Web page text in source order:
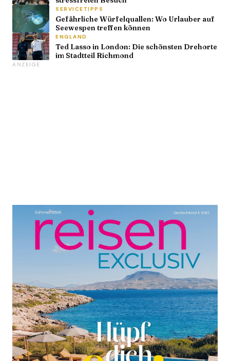
SERVICETIPPS
Gefährliche Würfelquallen: Wo Urlauber auf
Seewespen treffen können
ENGLAND
Ted Lasso in London: Die schönsten Drehorte
im Stadtteil Richmond
ANZEIGE